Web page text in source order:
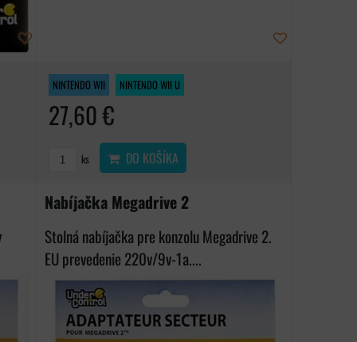
NINTENDO WII NINTENDO WII U
27,60 €
ks DO KOŠÍKA
Nabíjačka Megadrive 2
Stolná nabíjačka pre konzolu Megadrive 2.
EU prevedenie 220v/9v-1a....